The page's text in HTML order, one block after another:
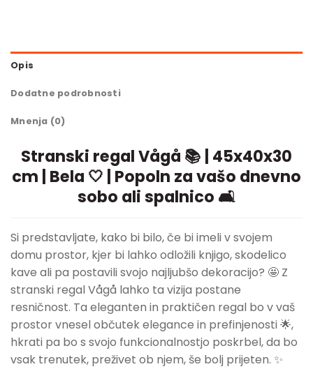
Opis
Dodatne podrobnosti
Mnenja (0)
Stranski regal Vågå 📚 | 45x40x30
cm | Bela 🤍 | Popoln za vašo dnevno
sobo ali spalnico 🛋️
Si predstavljate, kako bi bilo, če bi imeli v svojem
domu prostor, kjer bi lahko odložili knjigo, skodelico
kave ali pa postavili svojo najljubšo dekoracijo? 🤩 Z
stranski regal Vågå lahko ta vizija postane
resničnost. Ta eleganten in praktičen regal bo v vaš
prostor vnesel občutek elegance in prefinjenosti 🌟,
hkrati pa bo s svojo funkcionalnostjo poskrbel, da bo
vsak trenutek, preživet ob njem, še bolj prijeten. ✨